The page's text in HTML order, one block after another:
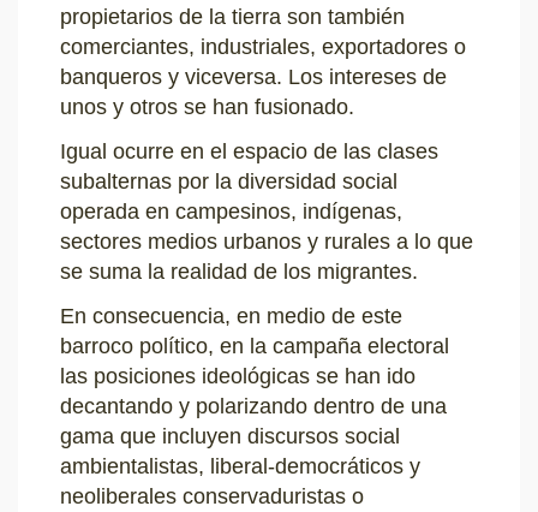
propietarios de la tierra son también
comerciantes, industriales, exportadores o
banqueros y viceversa. Los intereses de
unos y otros se han fusionado.
Igual ocurre en el espacio de las clases
subalternas por la diversidad social
operada en campesinos, indígenas,
sectores medios urbanos y rurales a lo que
se suma la realidad de los migrantes.
En consecuencia, en medio de este
barroco político, en la campaña electoral
las posiciones ideológicas se han ido
decantando y polarizando dentro de una
gama que incluyen discursos social
ambientalistas, liberal-democráticos y
neoliberales conservaduristas o